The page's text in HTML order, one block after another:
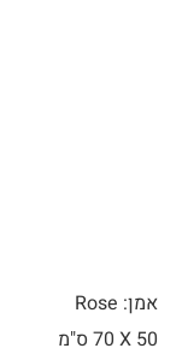
אמן: Rose
50 X